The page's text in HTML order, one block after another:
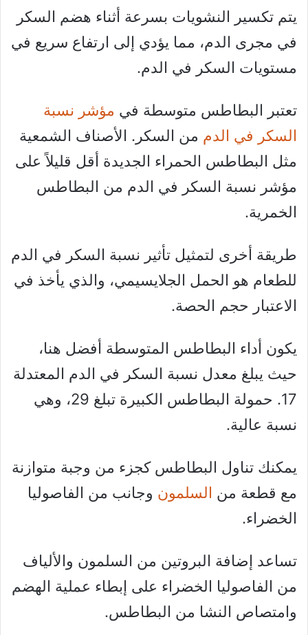
يتم تكسير النشويات بسرعة أثناء هضم السكر
في مجرى الدم، مما يؤدي إلى ارتفاع سريع في
مستويات السكر في الدم.
تعتبر البطاطس متوسطة في مؤشر نسبة
السكر في الدم من السكر. الأصناف الشمعية
مثل البطاطس الحمراء الجديدة أقل قليلاً على
مؤشر نسبة السكر في الدم من البطاطس
الخمرية.
طريقة أخرى لتمثيل تأثير نسبة السكر في الدم
للطعام هو الحمل الجلايسيمي، والذي يأخذ في
الاعتبار حجم الحصة.
يكون أداء البطاطس المتوسطة أفضل هنا،
حيث يبلغ معدل نسبة السكر في الدم المعتدلة
17. حمولة البطاطس الكبيرة تبلغ 29، وهي
نسبة عالية.
يمكنك تناول البطاطس كجزء من وجبة متوازنة
مع قطعة من السلمون وجانب من الفاصوليا
الخضراء.
تساعد إضافة البروتين من السلمون والألياف
من الفاصوليا الخضراء على إبطاء عملية الهضم
وامتصاص النشا من البطاطس.